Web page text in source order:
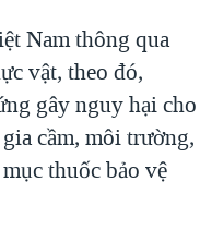
Nam thông qua
vật, theo đó,
gây nguy hại cho
cầm, môi trường,
thuốc bảo vệ